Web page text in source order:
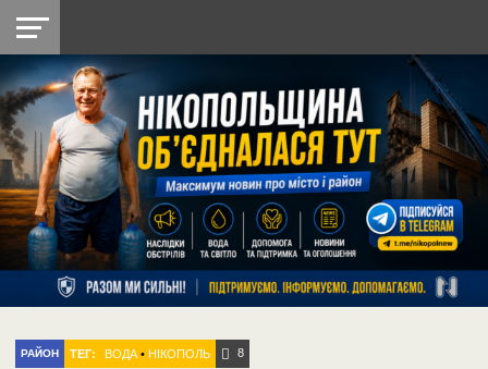
НІКОПОЛЬ
РАЙОН
СІЧЕСЛАВСЬКА
УКРАЇНА
РЕТРО
НІКОПОЛЬ
ЛАЙТ
УКРАЇНА
ДОПОМОГА
РАДІО
РАЙОН ТЕГ: ВОДА •НІКОПОЛЬ 8